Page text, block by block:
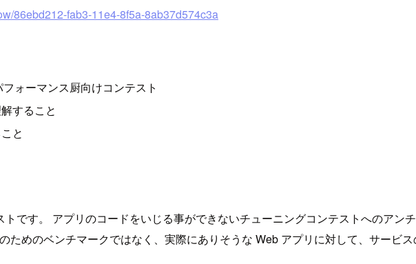
86ebd212-fab3-11e4-8f5a-8ab37d574c3a
ォーマンス厨向けコンテスト
すること
と
です。 アプリのコードをいじる事ができないチューニングコンテストへのアン
ためのベンチマークではなく、実際にありそうな Web アプリに対して、サービ